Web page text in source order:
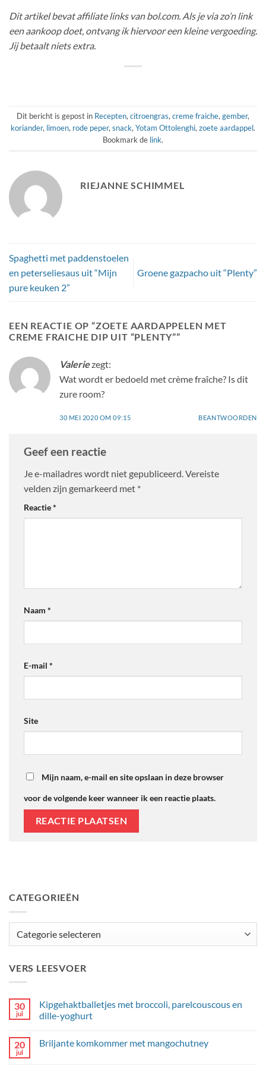
Dit artikel bevat affiliate links van bol.com. Als je via zo’n link
een aankoop doet, ontvang ik hiervoor een kleine vergoeding.
Jij betaalt niets extra.
Dit bericht is gepost in Recepten,citroengras,creme fraiche,gember,
koriander, limoen, rode peper,snack,Yotam Ottolenghi,zoete aardappel.
Bookmark de link.
RIEJANNE SCHIMMEL
Spaghetti met paddenstoelen
en peterseliesaus uit “Mijn
pure keuken 2”
Groene gazpacho uit “Plenty”
EEN REACTIE OP “ZOETE AARDAPPELEN MET
CREME FRAICHE DIP UIT “PLENTY””
Valeriezegt:
Wat wordt er bedoeld met crème fraîche? Is dit
zure room?
30 MEI 2020 OM 09:15 BEANTWOORDEN
Geef een reactie
Je e-mailadres wordt niet gepubliceerd.Vereiste
velden zijn gemarkeerd met *
Reactie*
Naam *
E-mail *
Site
Mijn naam, e-mail en site opslaan in deze browser
voor de volgende keer wanneer ik een reactie plaats.
CATEGORIEËN
VERS LEESVOER
30
jul
Kipgehaktballetjes met broccoli, parelcouscous en
dille-yoghurt
op
Kipgehaktballetjes
20
jul
Briljante komkommer met mangochutney